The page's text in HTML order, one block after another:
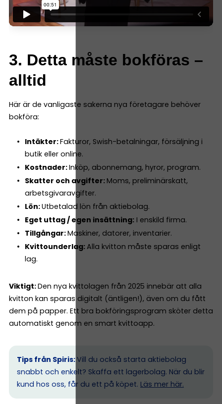
3. Detta måste bokföras –
alltid
Här är de vanligaste sakerna nya företagare behöver
bokföra:
Intäkter:Fakturor, Swish-betalningar, försäljning i
butik eller online.
Kostnader:Inköp, abonnemang, hyror, program.
Skatter och avgifter: Moms, preliminärskatt,
arbetsgivaravgifter.
Lön:Utbetalad lön från aktiebolag.
Eget uttag / egen insättning:I enskild firma.
Tillgångar:Maskiner, datorer, inventarier.
Kvittounderlag:Alla kvitton måste sparas enligt
lag.
Viktigt:Den nya kvittolagen från 2025 innebär att alla
kvitton kan sparas digitalt (äntligen!), även om du fått
dem på papper. Ett bra bokföringsprogram sköter detta
automatiskt genom en smart kvittoapp.
Tips från Spiris:Vill du också starta aktiebolag
snabbt och enkelt? Skaffa ett lagerbolag. När du blir
kund hos oss, får du ett på köpet. Läs mer här.